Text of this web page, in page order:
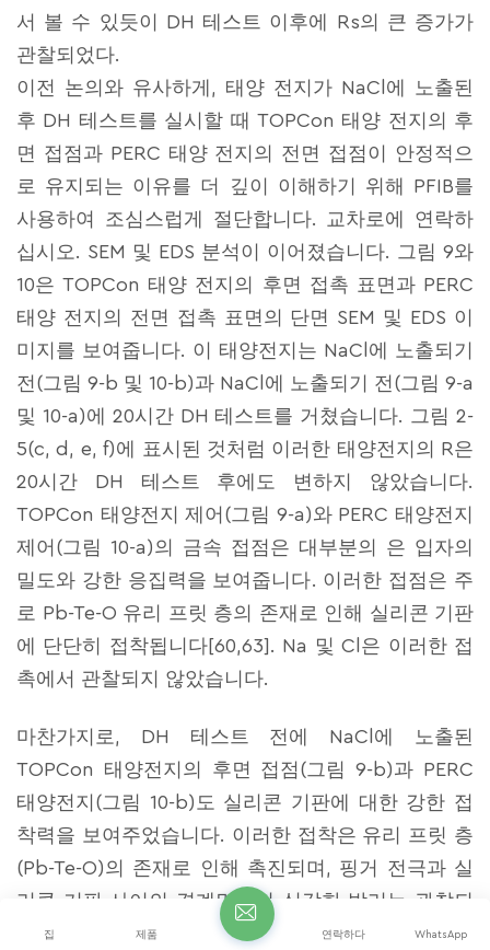
서 볼 수 있듯이 DH 테스트 이후에 Rs의 큰 증가가
관찰되었다.
이전 논의와 유사하게, 태양 전지가 NaCl에 노출된
후 DH 테스트를 실시할 때 TOPCon 태양 전지의 후
면 접점과 PERC 태양 전지의 전면 접점이 안정적으
로 유지되는 이유를 더 깊이 이해하기 위해 PFIB를
사용하여 조심스럽게 절단합니다. 교차로에 연락하
십시오. SEM 및 EDS 분석이 이어졌습니다. 그림 9와
10은 TOPCon 태양 전지의 후면 접촉 표면과 PERC
태양 전지의 전면 접촉 표면의 단면 SEM 및 EDS 이
미지를 보여줍니다. 이 태양전지는 NaCl에 노출되기
전(그림 9-b 및 10-b)과 NaCl에 노출되기 전(그림 9-a
및 10-a)에 20시간 DH 테스트를 거쳤습니다. 그림 2-
5(c, d, e, f)에 표시된 것처럼 이러한 태양전지의 R은
20시간 DH 테스트 후에도 변하지 않았습니다.
TOPCon 태양전지 제어(그림 9-a)와 PERC 태양전지
제어(그림 10-a)의 금속 접점은 대부분의 은 입자의
밀도와 강한 응집력을 보여줍니다. 이러한 접점은 주
로 Pb-Te-O 유리 프릿 층의 존재로 인해 실리콘 기판
에 단단히 접착됩니다[60,63]. Na 및 Cl은 이러한 접
촉에서 관찰되지 않았습니다.
마찬가지로, DH 테스트 전에 NaCl에 노출된
TOPCon 태양전지의 후면 접점(그림 9-b)과 PERC
태양전지(그림 10-b)도 실리콘 기판에 대한 강한 접
착력을 보여주었습니다. 이러한 접착은 유리 프릿 층
(Pb-Te-O)의 존재로 인해 촉진되며, 핑거 전극과 실
리콘 기판 사이의 경계면에서 심각한 박리는 관찰되
지 않습니다. 이러한 접점은 컴팩트하게 유지되며 접
집 제품 WhatsApp
연락하다